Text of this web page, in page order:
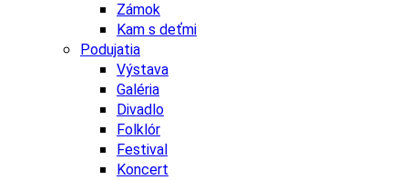
Zámok
Kam s deťmi
Podujatia
Výstava
Galéria
Divadlo
Folklór
Festival
Koncert